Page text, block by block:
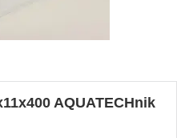
AQUATECHnik